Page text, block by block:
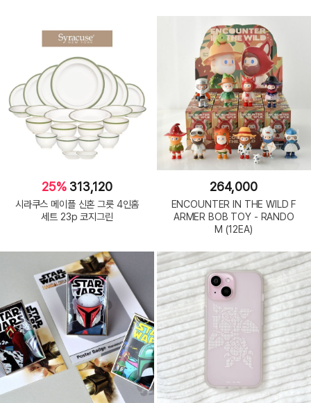
25% 313,120
시라쿠스 메이플 신혼 그릇 4인홈
세트 23p 코지그린
264,000
ENCOUNTER IN THE WILD F
ARMER BOB TOY - RANDO
M (12EA)